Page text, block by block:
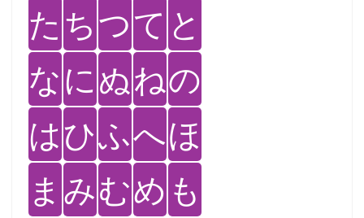
た ちつて と
なにぬねの
はひふへほ
ま みむめ も